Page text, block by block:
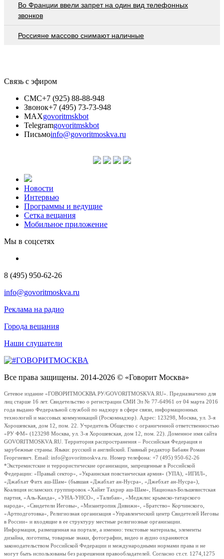
Во Франции ввели запрет на один вид телефонных
звонков
Россияне массово снимают наличные
Связь с эфиром
СМС+7 (925) 88-88-948
Звонок+7 (495) 73-73-948
MAXgovoritmskbot
Telegramgovoritmskbot
Письмоinfo@govoritmoskva.ru
Новости
Интервью
Программы и ведущие
Сетка вещания
Мобильное приложение
Мы в соцсетях
8 (495) 950-62-26
info@govoritmoskva.ru
Реклама на радио
Города вещания
Наши слушатели
Все права защищены. 2014-2026 © «Говорит Москва»
Сетевое издание «ГОВОРИТМОСКВА.РУ/GOVORITMOSKVA.RU». Предназначено для
лиц старше 16 лет. Свидетельство о регистрации СМИ Эл № 77-64961 от 04 марта 2016
года выдано Федеральной службой по надзору в сфере связи, информационных
технологий и массовых коммуникаций (Роскомнадзор). Адрес: 123298, Москва, ул. 3-я
Хорошевская, дом 12, пом. 22. Учредитель Общество с ограниченной ответственностью
«РУ ФМ» (123298 Москва, ул. 3-я Хорошевская, дом 12, пом. 22). Доменное имя сайта
GOVORITMOSKVA.RU. Территория распространения – Российская Федерация и
зарубежные страны. Языки: русский и английский. Главный редактор Бабаян Роман
Георгиевич. Email: info@govoritmoskva.ru. Номер телефона: +7 (495) 950-62-26
*Экстремистские и террористические организации, запрещенные в Российской
Федерации: «Правый сектор», «Украинская повстанческая армия» (УПА), «ИГИЛ»,
«Джабхат Фатх аш-Шам» (бывшая «Джабхат ан-Нусра», «Джебхат ан-Нусра»),
Коалиция исламских группировок «Хайят Тахрир аш-Шам», Национал-Большевистская
партия, «Аль-Каида», «УНА-УНСО», «Талибан», «Меджлис крымско-татарского
народа», «Свидетели Иеговы», «Мизантропик Дивижн», «Братство» Корчинского,
«Артподготовка», Религиозная организация «Управленческий центр Свидетелей Иеговы
в России» и входящие в ее структуру местные религиозные организации.
Информация, размещенная на портале, а именно: текстовые материалы, элементы
дизайна, логотипы, товарные знаки, фотографии, видео и аудио охраняются
законодательством Российской Федерации и международными нормами права и не
могут быть использованы без разрешения правообладателей. Согласно ст.ст. 1274,1275